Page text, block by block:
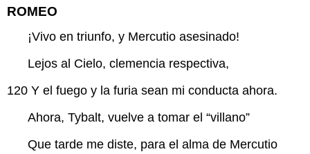
ROMEO
¡Vivo en triunfo, y Mercutio asesinado!
Lejos al Cielo, clemencia respectiva,
120 Y el fuego y la furia sean mi conducta ahora.
Ahora, Tybalt, vuelve a tomar el “villano”
Que tarde me diste, para el alma de Mercutio